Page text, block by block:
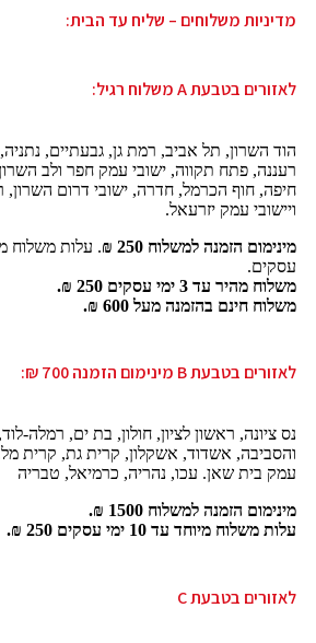
מדיניות משלוחים – שליח עד הבית:
לאזורים בטבעת A משלוח רגיל:
הוד השרון, תל אביב, רמת גן, גבעתיים,
רעננה, פתח תקווה, ישובי עמק חפר ולב
חיפה, חוף הכרמל, חדרה, ישובי דרום
ויישובי עמק יזרעאל.
מינימום הזמנה למשלוח 250 ₪
עסקים.
משלוח מהיר עד 3 ימי עסקים 250 ₪.
משלוח חינם בהזמנה מעל 600 ₪.
לאזורים בטבעת B מינימום הזמנה 700 ₪:
נס ציונה, ראשון לציון, חולון, בת ים, רמלה-
והסביבה, אשדוד, אשקלון, קרית גת, קרית
עמק בית שאן. עכו, נהריה, כרמיאל, טבריה
מינימום הזמנה למשלוח 1500 ₪.
עלות משלוח מיוחד עד 10 ימי עסקים 250 ₪.
לאזורים בטבעת C